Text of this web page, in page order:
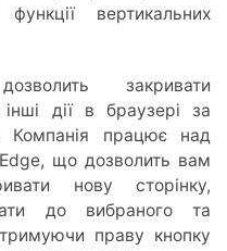
вертикальних
закривати
дії в браузері за
Компанія працює над
що дозволить вам
нову сторінку,
до вибраного та
праву кнопку